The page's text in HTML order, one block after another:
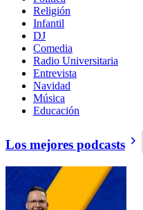
Religión
Infantil
DJ
Comedia
Radio Universitaria
Entrevista
Navidad
Música
Educación
Los mejores podcasts